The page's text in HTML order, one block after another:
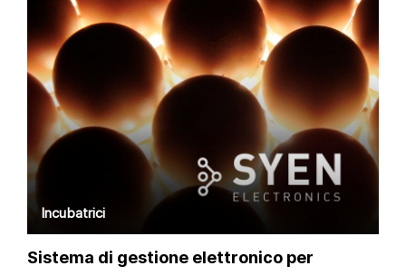
Incubatrici
Sistema di gestione elettronico per